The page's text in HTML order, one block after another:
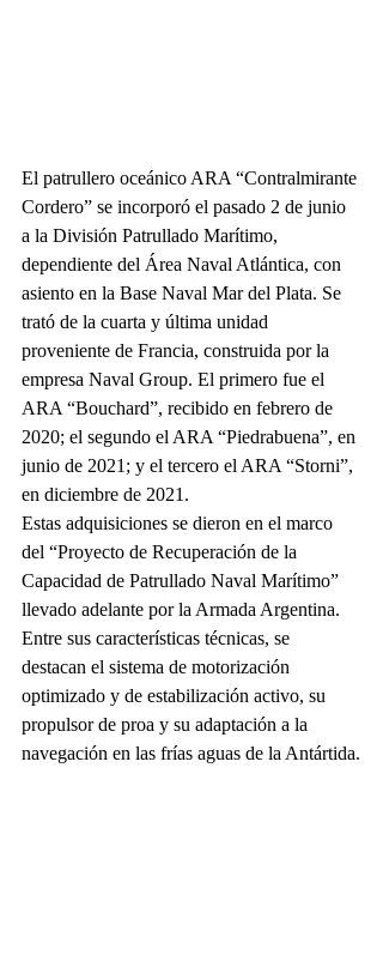
El patrullero oceánico ARA “Contralmirante
Cordero” se incorporó el pasado 2 de junio
a la División Patrullado Marítimo,
dependiente del Área Naval Atlántica, con
asiento en la Base Naval Mar del Plata. Se
trató de la cuarta y última unidad
proveniente de Francia, construida por la
empresa Naval Group. El primero fue el
ARA “Bouchard”, recibido en febrero de
2020; el segundo el ARA “Piedrabuena”, en
junio de 2021; y el tercero el ARA “Storni”,
en diciembre de 2021.
Estas adquisiciones se dieron en el marco
del “Proyecto de Recuperación de la
Capacidad de Patrullado Naval Marítimo”
llevado adelante por la Armada Argentina.
Entre sus características técnicas, se
destacan el sistema de motorización
optimizado y de estabilización activo, su
propulsor de proa y su adaptación a la
navegación en las frías aguas de la Antártida.